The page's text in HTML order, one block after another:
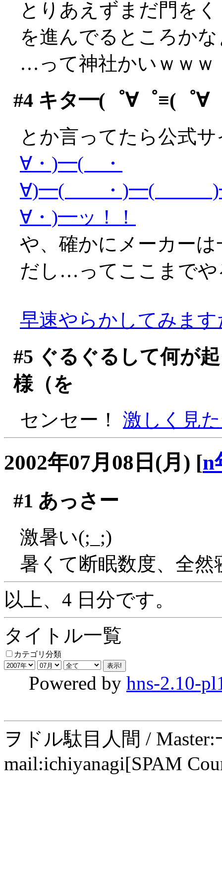
とりあえずまだ門を
を進んでるところか
…って神社かいｗｗｗ
#4キタ━(゜∀゜≡(゜∀
とか言ってたら公式
∀・)━( ・
∀)━( ・)━(
∀・)━ッ！！
や、確かにメーカー
だし…ってここまでや
早速やらかしてみます
#5 ぐるぐるして何が
様（を
センセー！ 激しく見
2002年07月08日(月) [n
#1 あっさー
激暑い(;_;)
暑くて断眠数度、全
以上、4 日分です。
タイトル一覧
カテゴリ分類
Powered by hns-2.10-
ヲドル駄目人間 /
mail:ichiyanagi[SPAM